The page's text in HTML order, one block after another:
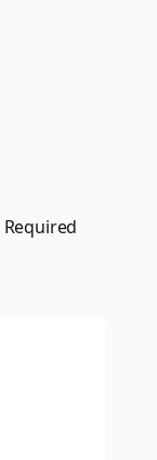
Required